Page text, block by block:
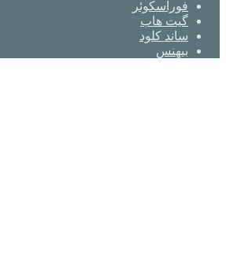
فوراسکوئر
گیت ‌هاب
ساند کلود
بیهنس